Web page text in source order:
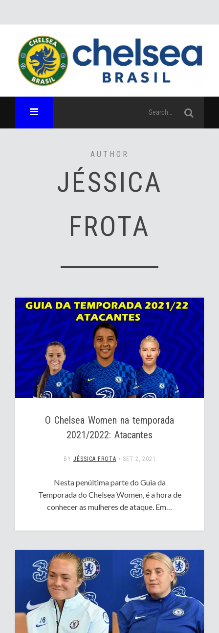
AUTHOR
JÉSSICA
FROTA
O Chelsea Women na temporada
2021/2022: Atacantes
BY JÉSSICA FROTA • SET 2, 2021
Nesta penúltima parte do Guia da
Temporada do Chelsea Women, é a hora de
conhecer as mulheres de ataque. Em…